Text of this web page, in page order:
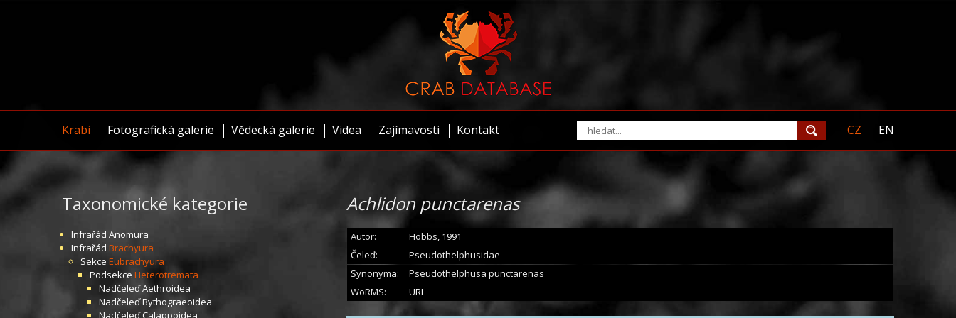
Krabi Fotografická galerie Vědecká galerie Videa Zajímavosti Kontakt CZ EN
Taxonomické kategorie
Infrařád Anomura
Infrařád Brachyura
Sekce Eubrachyura
Podsekce Heterotremata
NadčeleďAethroidea
NadčeleďBythograeoidea
NadčeleďCalappoidea
Achlidon punctarenas
Autor:
Hobbs, 1991
Čeleď:
Pseudothelphusidae
Synonyma:
Pseudothelphusa punctarenas
WoRMS:
URL